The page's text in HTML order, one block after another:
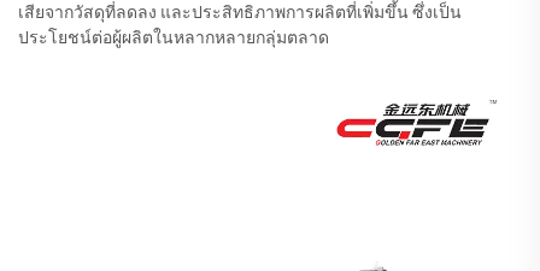
เสียจากวัสดุที่ลดลง และประสิทธิภาพการผลิตที่เพิ่มขึ้น ซึ่งเป็น
ประโยชน์ต่อผู้ผลิตในหลากหลายกลุ่มตลาด